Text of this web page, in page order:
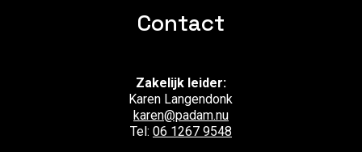
Contact
Zakelijk leider:
Karen Langendonk
karen@padam.nu
Tel: 06 1267 9548